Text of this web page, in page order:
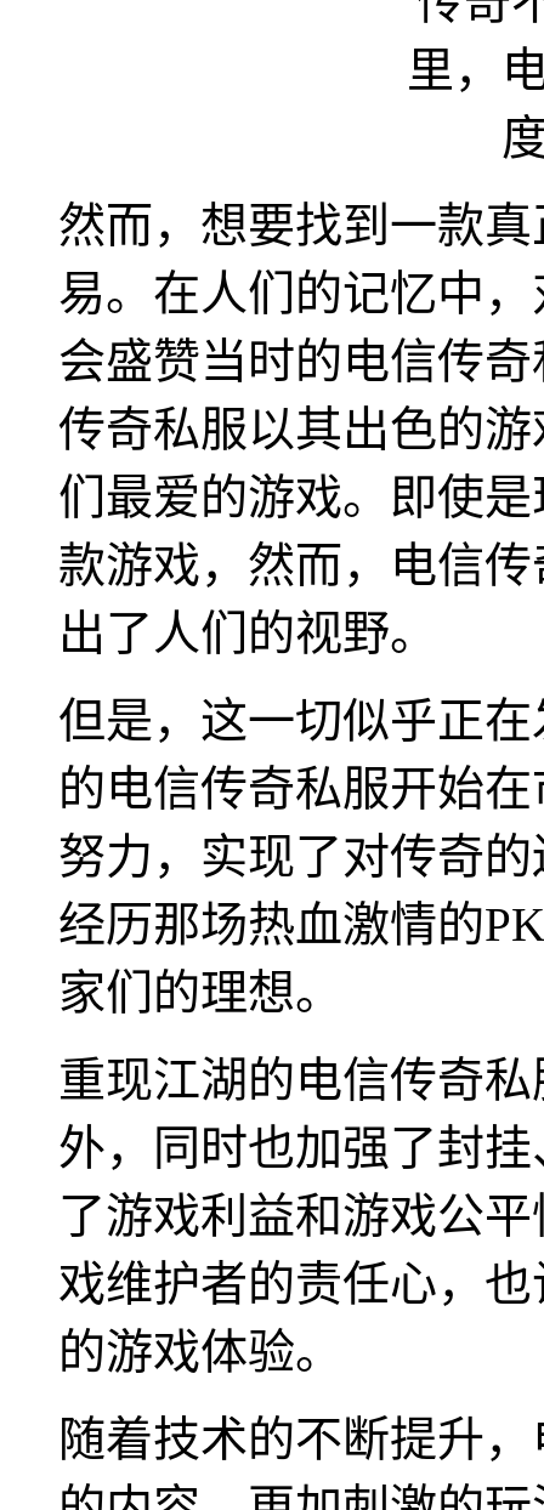
然而，想要找到一款
易。在人们的记忆中
会盛赞当时的电信传
传奇私服以其出色的
们最爱的游戏。即使
款游戏，然而，电信
出了人们的视野。
但是，这一切似乎正
的电信传奇私服开始
努力，实现了对传奇
经历那场热血激情的
家们的理想。
重现江湖的电信传奇
外，同时也加强了封
了游戏利益和游戏公
戏维护者的责任心，
的游戏体验。
随着技术的不断提升